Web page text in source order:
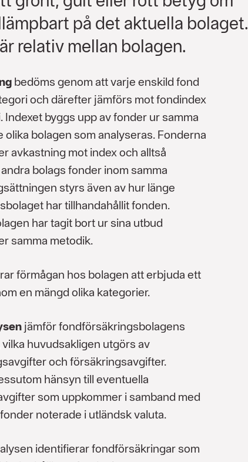
på det aktuella bolaget.
relativ mellan bolagen.
bedöms genom att varje enskild fond
och därefter jämförs mot fondindex
Indexet byggs upp av fonder ur samma
olika bolagen som analyseras. Fonderna
avkastning mot index och alltså
bolags fonder inom samma
styrs även av hur länge
har tillhandahållit fonden.
har tagit bort ur sina utbud
samma metodik.
förmågan hos bolagen att erbjuda ett
en mängd olika kategorier.
jämför fondförsäkringsbolagens
huvudsakligen utgörs av
och försäkringsavgifter.
hänsyn till eventuella
som uppkommer i samband med
noterade i utländsk valuta.
identifierar fondförsäkringar som